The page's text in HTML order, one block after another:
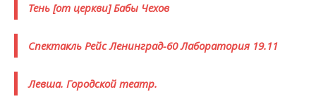
Тень [от церкви] Бабы Чехов
Спектакль Рейс Ленинград-60 Лаборатория 19.11
Левша. Городской театр.